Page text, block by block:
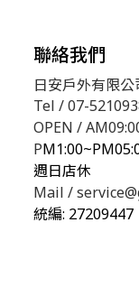
聯絡我們
日安戶外有限公
Tel / 07-
OPEN /
P
週日店休
Mail /
統編: 27209447